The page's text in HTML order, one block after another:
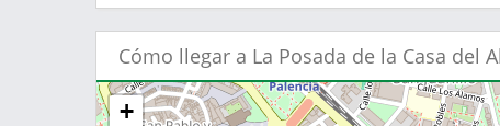
Cómo llegar a La Posada de la Casa del
+